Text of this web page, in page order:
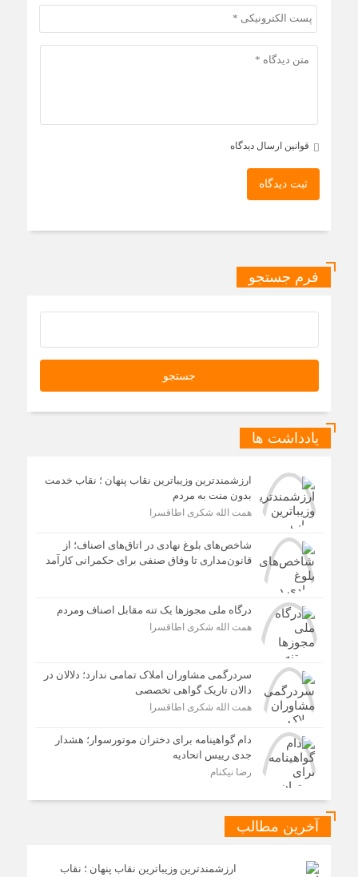
قوانین ارسال دیدگاه
ثبت دیدگاه
فرم جستجو
یادداشت ها
ارزشمندترین وزیباترین نقاب پنهان ؛ نقاب خدمت
بدون منت به مردم
همت الله شکری اطاقسرا
شاخص‌های بلوغ نهادی در اتاق‌های اصناف؛ از
قانون‌مداری تا وفاق صنفی برای حکمرانی کارآمد
درگاه ملی مجوزها یک تنه مقابل اصناف ومردم
همت الله شکری اطاقسرا
سردرگمی مشاوران املاک تمامی ندارد؛ دلالان در
دالان تاریک گواهی تخصصی
همت الله شکری اطاقسرا
دام گواهینامه برای دختران موتورسوار؛ هشدار
جدی رییس اتحادیه
رضا نیکنام
آخرین مطالب
ارزشمندترین وزیباترین نقاب پنهان ؛ نقاب